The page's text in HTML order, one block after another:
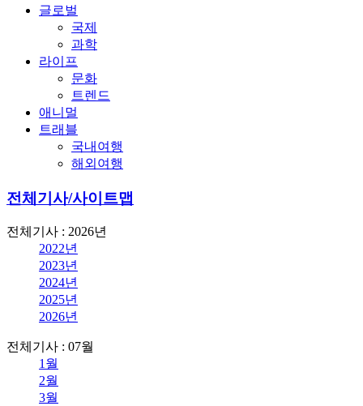
글로벌
국제
과학
라이프
문화
트렌드
애니멀
트래블
국내여행
해외여행
전체기사/사이트맵
전체기사 : 2026년
2022년
2023년
2024년
2025년
2026년
전체기사 : 07월
1월
2월
3월